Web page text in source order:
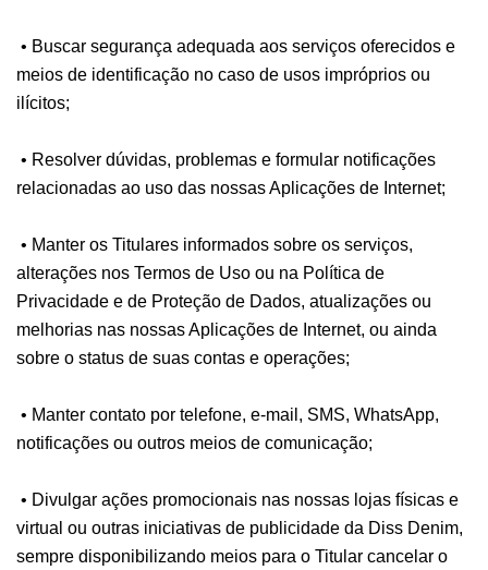
• Buscar segurança adequada aos serviços oferecidos e
meios de identificação no caso de usos impróprios ou
ilícitos;
• Resolver dúvidas, problemas e formular notificações
relacionadas ao uso das nossas Aplicações de Internet;
• Manter os Titulares informados sobre os serviços,
alterações nos Termos de Uso ou na Política de
Privacidade e de Proteção de Dados, atualizações ou
melhorias nas nossas Aplicações de Internet, ou ainda
sobre o status de suas contas e operações;
• Manter contato por telefone, e-mail, SMS, WhatsApp,
notificações ou outros meios de comunicação;
• Divulgar ações promocionais nas nossas lojas físicas e
virtual ou outras iniciativas de publicidade da Diss Denim,
sempre disponibilizando meios para o Titular cancelar o